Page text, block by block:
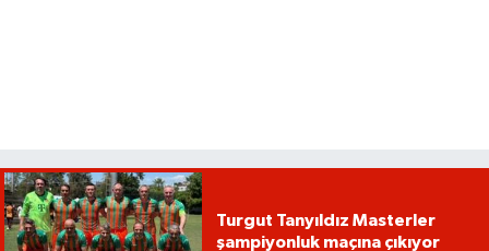
Turgut Tanyıldız Masterler
şampiyonluk maçına çıkıyor